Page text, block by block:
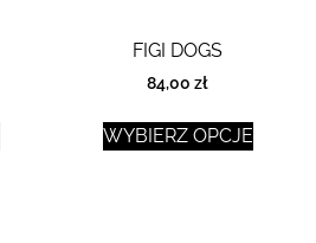
FIGI DOGS
84,00 zł
WYBIERZ OPCJE